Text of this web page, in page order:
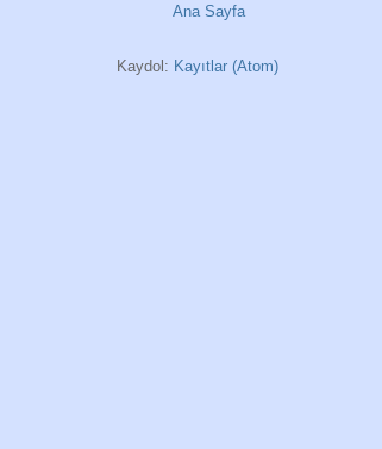
Ana Sayfa
Kaydol: Kayıtlar (Atom)